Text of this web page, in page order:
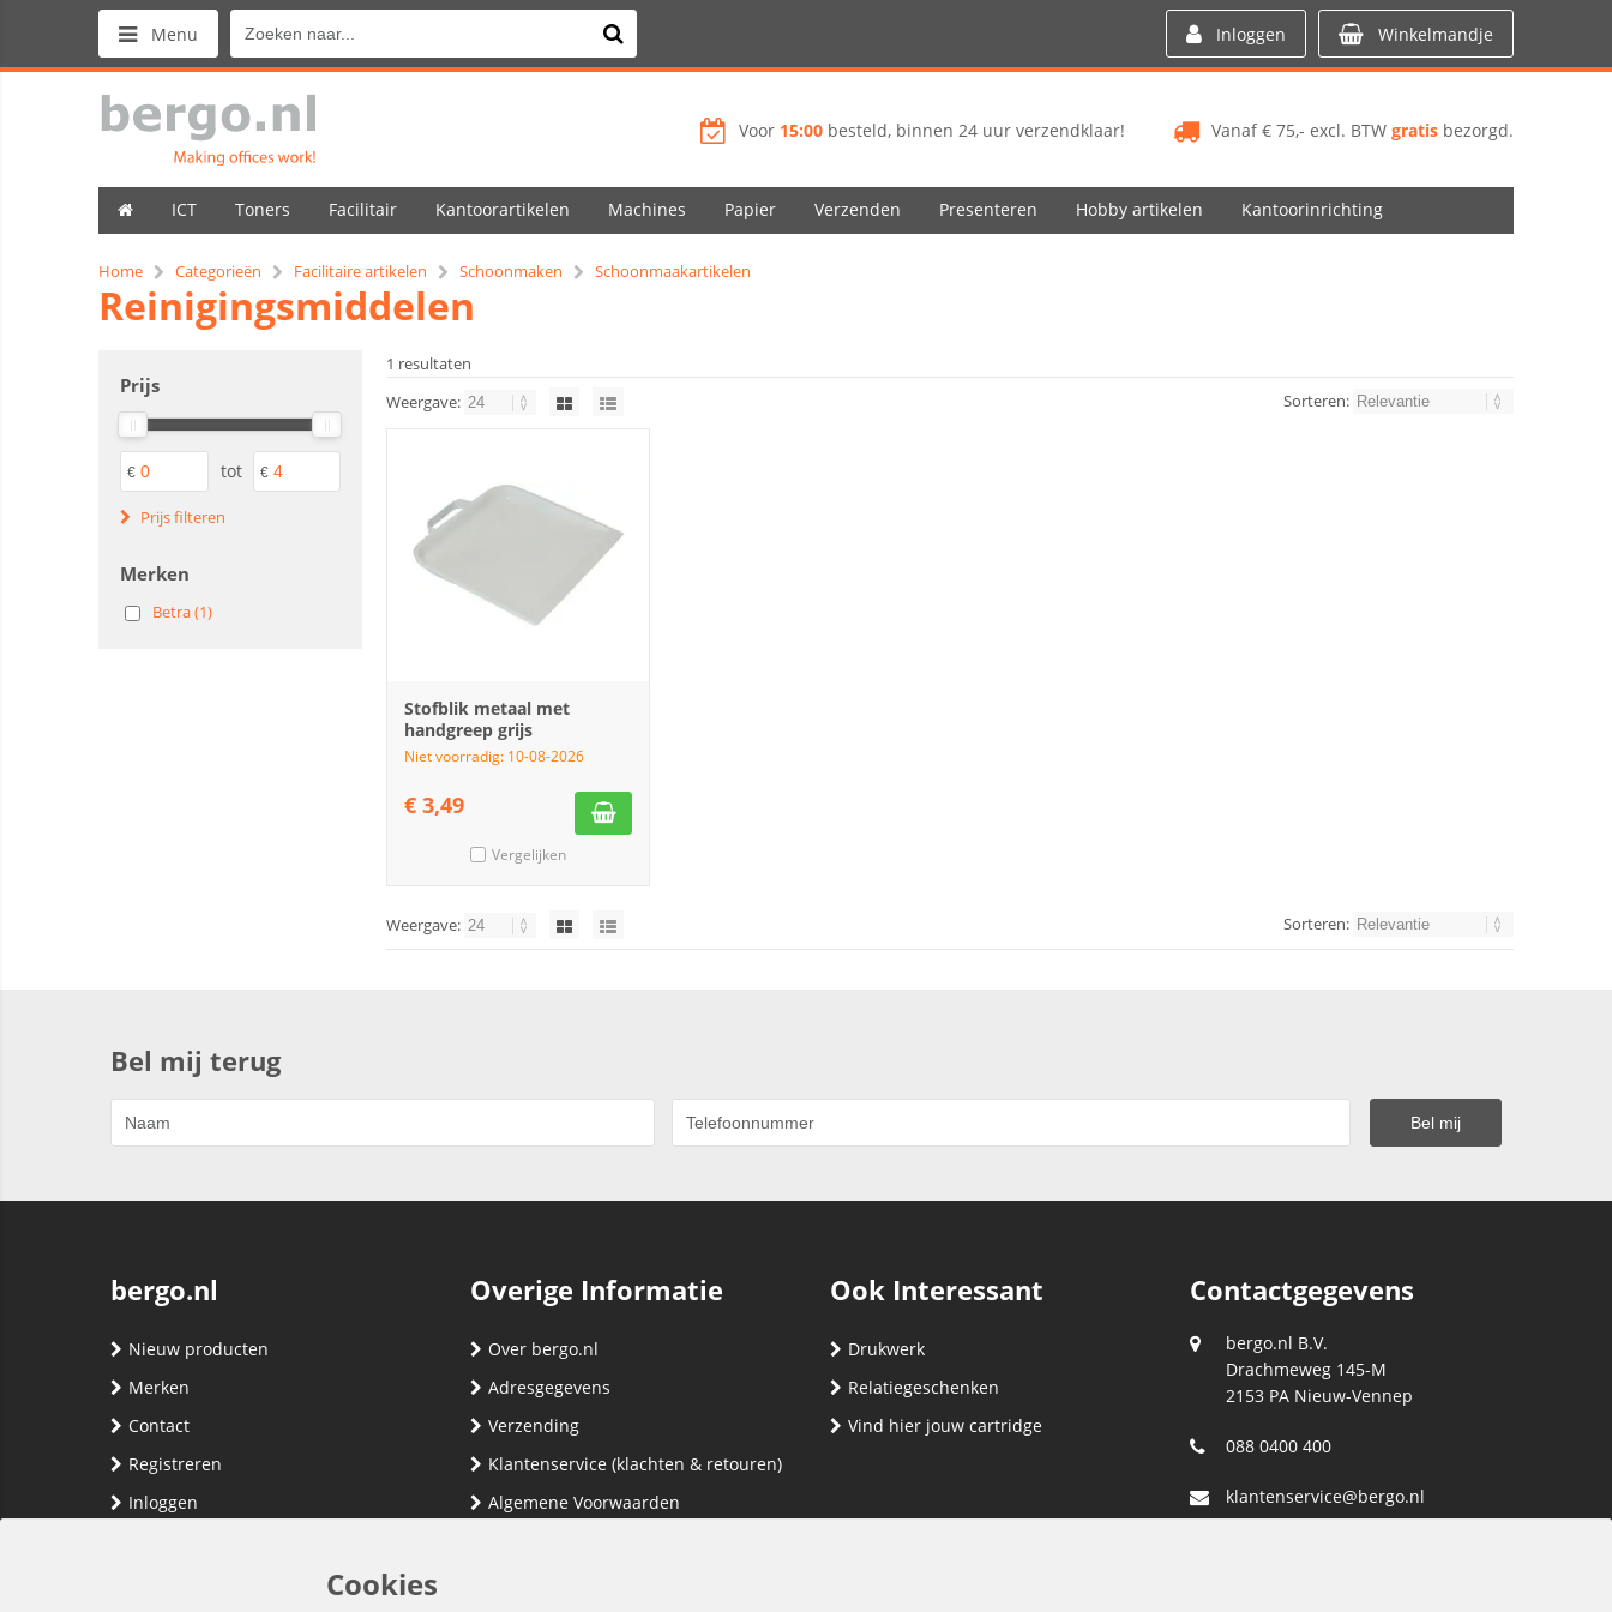
Menu Inloggen Winkelmandje
Vanaf € 75,- excl. BTW gratis bezorgd.
Voor 15:00 besteld, binnen 24 uur verzendklaar!
ICT Toners Facilitair Kantoorartikelen Machines Papier Verzenden Presenteren Hobby artikelen Kantoorinrichting
Home Categorieën Facilitaire artikelen Schoonmaken Schoonmaakartikelen
Reinigingsmiddelen
Prijs
€ tot €
Prijs filteren
Merken
Betra (1)
1 resultaten
Weergave:
Sorteren:
Stofblik metaal met
handgreep grijs
Niet voorradig: 10-08-2026
€ 3,49
Vergelijken
Weergave: Sorteren:
Bel mij terug
bergo.nl
Nieuw producten
Merken
Contact
Registreren
Inloggen
Overige Informatie
Over bergo.nl
Adresgegevens
Verzending
Klantenservice (klachten & retouren)
Algemene Voorwaarden
Ook Interessant
Drukwerk
Relatiegeschenken
Vind hier jouw cartridge
Contactgegevens
bergo.nl B.V.
Drachmeweg 145-M
2153 PA Nieuw-Vennep
088 0400 400
klantenservice@bergo.nl
Cookies